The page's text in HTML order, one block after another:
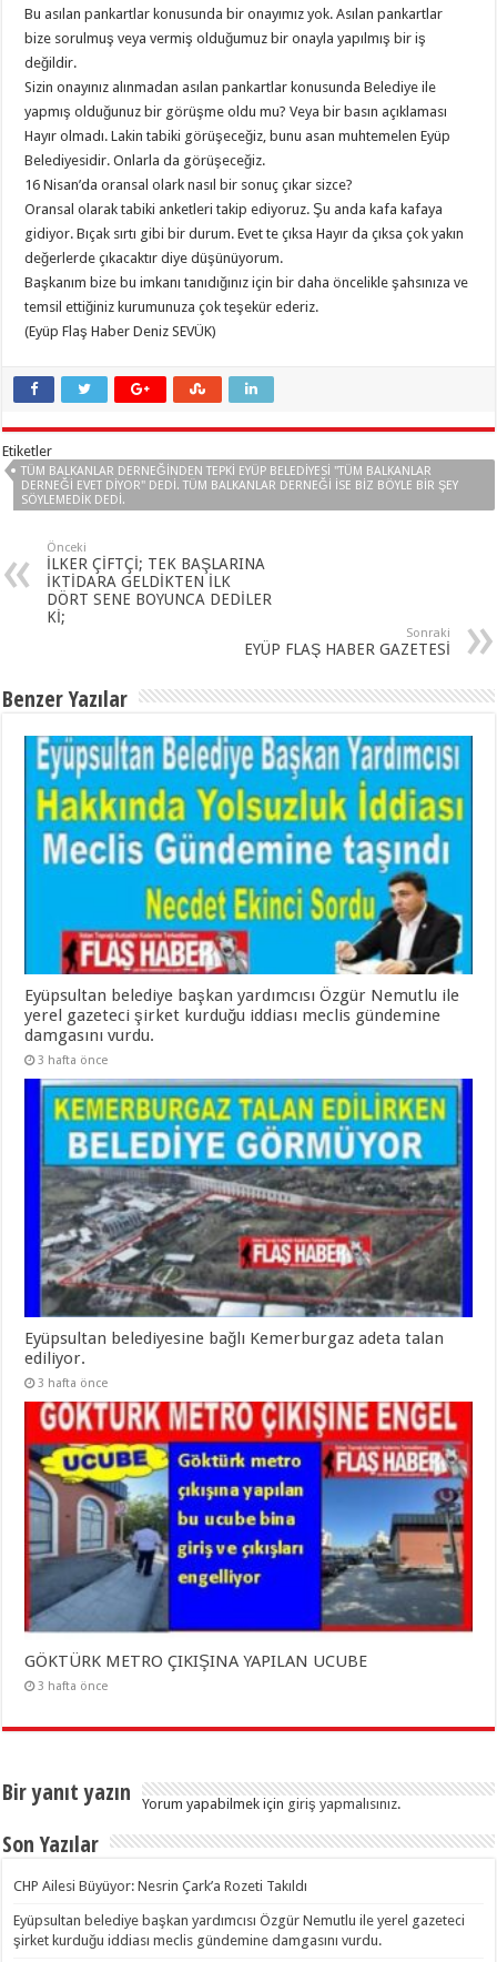
Bu asılan pankartlar konusunda bir onayımız yok. Asılan pankartlar
bize sorulmuş veya vermiş olduğumuz bir onayla yapılmış bir iş
değildir.
Sizin onayınız alınmadan asılan pankartlar konusunda Belediye ile
yapmış olduğunuz bir görüşme oldu mu? Veya bir basın açıklaması
Hayır olmadı. Lakin tabiki görüşeceğiz, bunu asan muhtemelen Eyüp
Belediyesidir. Onlarla da görüşeceğiz.
16 Nisan’da oransal olark nasıl bir sonuç çıkar sizce?
Oransal olarak tabiki anketleri takip ediyoruz. Şu anda kafa kafaya
gidiyor. Bıçak sırtı gibi bir durum. Evet te çıksa Hayır da çıksa çok yakın
değerlerde çıkacaktır diye düşünüyorum.
Başkanım bize bu imkanı tanıdığınız için bir daha öncelikle şahsınıza ve
temsil ettiğiniz kurumunuza çok teşekür ederiz.
(Eyüp Flaş Haber Deniz SEVÜK)
Etiketler
TÜM BALKANLAR DERNEĞİNDEN TEPKİ EYÜP BELEDIYESI "TÜM BALKANLAR
DERNEĞI EVET DIYOR" DEDI. TÜM BALKANLAR DERNEĞI ISE BIZ BÖYLE BIR ŞEY
SÖYLEMEDIK DEDI.
Önceki
İLKER ÇİFTÇİ; TEK BAŞLARINA
İKTİDARA GELDİKTEN İLK
DÖRT SENE BOYUNCA DEDİLER
Kİ;
Sonraki
EYÜP FLAŞ HABER GAZETESİ
Benzer Yazılar
Eyüpsultan belediye başkan yardımcısı Özgür Nemutlu ile
yerel gazeteci şirket kurduğu iddiası meclis gündemine
damgasını vurdu.
3 hafta önce
Eyüpsultan belediyesine bağlı Kemerburgaz adeta talan
ediliyor.
3 hafta önce
GÖKTÜRK METRO ÇIKIŞINA YAPILAN UCUBE
3 hafta önce
Bir yanıt yazın Yorum yapabilmek için giriş yapmalısınız.
Son Yazılar
CHP Ailesi Büyüyor: Nesrin Çark’a Rozeti Takıldı
Eyüpsultan belediye başkan yardımcısı Özgür Nemutlu ile yerel gazeteci
şirket kurduğu iddiası meclis gündemine damgasını vurdu.